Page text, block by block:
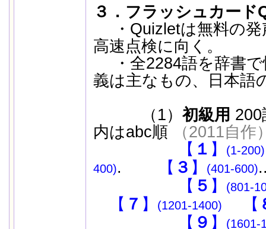
３．フラッシュカード
・Quizletは無料の発
高速点検に向く。
・全2284語を辞書で
義は主なもの、日本語
（1）初級用
内はabc順 （2011自作
【 １ 】 (1-200)
400). 【 ３ 】 (401-600)
【 ５ 】 (801-
【 ７ 】 (1201-1400) 【
【 ９ 】
(1601-